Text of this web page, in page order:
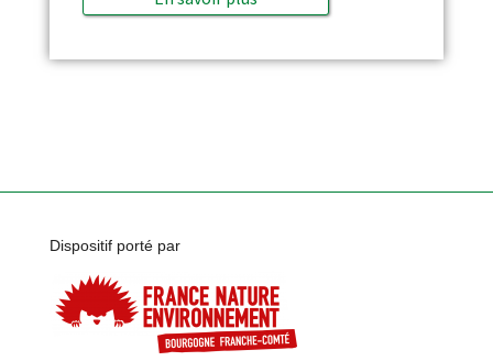
Dispositif porté par